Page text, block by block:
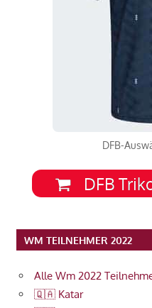
DFB-
DFB
WM TEILNEHMER 2022
Alle Wm 2022
🇶🇦 Katar